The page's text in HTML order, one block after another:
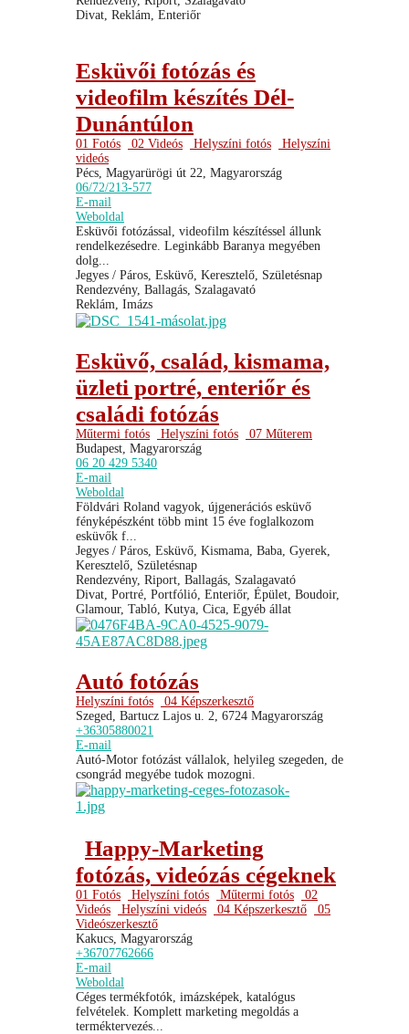
Divat, Reklám, Enteriőr
Esküvői fotózás és
videofilm készítés Dél-
Dunántúlon
01 Fotós 02 Videós Helyszíni fotós
Helyszíni
videós
Pécs, Magyarürögi út 22, Magyarország
06/72/213-577
E-mail
Weboldal
Esküvői fotózással, videofilm készítéssel állunk
rendelkezésedre. Leginkább Baranya megyében
dolg...
Jegyes / Páros, Esküvő, Keresztelő, Születésnap
Rendezvény, Ballagás, Szalagavató
Reklám, Imázs
Esküvő, család, kismama,
üzleti portré, enteriőr és
családi fotózás
Műtermi fotós Helyszíni fotós
07 Műterem
Budapest, Magyarország
06 20 429 5340
E-mail
Weboldal
Földvári Roland vagyok, újgenerációs esküvő
fényképészként több mint 15 éve foglalkozom
esküvők f...
Jegyes / Páros, Esküvő, Kismama, Baba, Gyerek,
Keresztelő, Születésnap
Rendezvény, Riport, Ballagás, Szalagavató
Divat, Portré, Portfólió, Enteriőr, Épület, Boudoir,
Glamour, Tabló, Kutya, Cica, Egyéb állat
Autó fotózás
Helyszíni fotós
04 Képszerkesztő
Szeged, Bartucz Lajos u. 2, 6724 Magyarország
+36305880021
E-mail
Autó-Motor fotózást vállalok, helyileg szegeden, de
csongrád megyébe tudok mozogni.
Happy-Marketing
fotózás, videózás cégeknek
01 Fotós Helyszíni fotós Műtermi fotós
02
Videós
Helyszíni videós 04 Képszerkesztő
05
Videószerkesztő
Kakucs, Magyarország
+36707762666
E-mail
Weboldal
Céges termékfotók, imázsképek, katalógus
felvételek. Komplett marketing megoldás a
terméktervezés...